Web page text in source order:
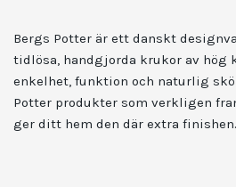
Bergs Potter är ett danskt
tidlösa, handgjorda krukor av hög
enkelhet, funktion och naturlig
Potter produkter som verkligen
ger ditt hem den där extra finishen.